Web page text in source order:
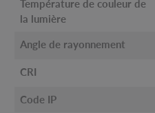
Température de couleur de
la lumière
Angle de rayonnement
CRI
Code IP